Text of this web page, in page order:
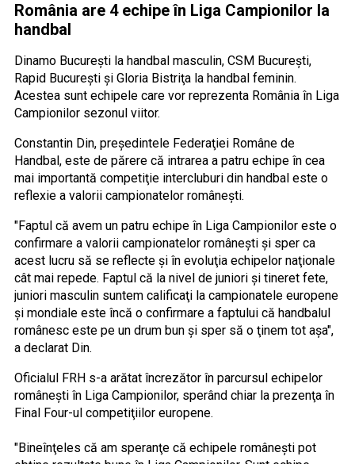
România are 4 echipe în Liga Campionilor la
handbal
Dinamo Bucureşti la handbal masculin, CSM Bucureşti,
Rapid Bucureşti şi Gloria Bistriţa la handbal feminin.
Acestea sunt echipele care vor reprezenta România în Liga
Campionilor sezonul viitor.
Constantin Din, preşedintele Federaţiei Române de
Handbal, este de părere că intrarea a patru echipe în cea
mai importantă competiţie intercluburi din handbal este o
reflexie a valorii campionatelor româneşti.
"Faptul că avem un patru echipe în Liga Campionilor este o
confirmare a valorii campionatelor româneşti şi sper ca
acest lucru să se reflecte şi în evoluţia echipelor naţionale
cât mai repede. Faptul că la nivel de juniori şi tineret fete,
juniori masculin suntem calificaţi la campionatele europene
şi mondiale este încă o confirmare a faptului că handbalul
românesc este pe un drum bun şi sper să o ţinem tot aşa",
a declarat Din.
Oficialul FRH s-a arătat încrezător în parcursul echipelor
româneşti în Liga Campionilor, sperând chiar la prezenţa în
Final Four-ul competiţiilor europene.
"Bineînţeles că am speranţe că echipele româneşti pot